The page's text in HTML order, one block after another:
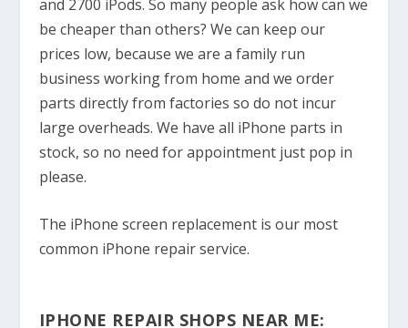
and 2700 iPods. So many people ask how can we
be cheaper than others? We can keep our
prices low, because we are a family run
business working from home and we order
parts directly from factories so do not incur
large overheads. We have all iPhone parts in
stock, so no need for appointment just pop in
please.
The iPhone screen replacement is our most
common iPhone repair service.
IPHONE REPAIR SHOPS NEAR ME: